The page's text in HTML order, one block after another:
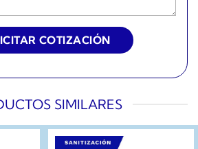
SIMILARES